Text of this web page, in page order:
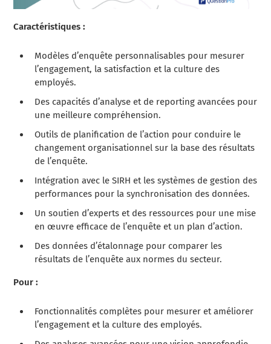
Caractéristiques :
Modèles d’enquête personnalisables pour mesurer
l’engagement, la satisfaction et la culture des
employés.
Des capacités d’analyse et de reporting avancées pour
une meilleure compréhension.
Outils de planification de l’action pour conduire le
changement organisationnel sur la base des résultats
de l’enquête.
Intégration avec le SIRH et les systèmes de gestion des
performances pour la synchronisation des données.
Un soutien d’experts et des ressources pour une mise
en œuvre efficace de l’enquête et un plan d’action.
Des données d’étalonnage pour comparer les
résultats de l’enquête aux normes du secteur.
Pour :
Fonctionnalités complètes pour mesurer et améliorer
l’engagement et la culture des employés.